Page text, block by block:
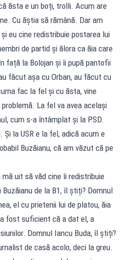
ăsta e un boți, trolli. Acum are
Cu ăștia să rămână. Dar am
eu cine redistribuie postarea lui
de partid și ălora ca ăia care
față la Bolojan și îi pupă pantofii
făcut așa cu Orban, au făcut cu
fac la fel și cu ăsta, vine
La fel va avea același
cum s-a întâmplat și la PSD.
la USR e la fel, adică acum e
Buzăianu, că am văzut că pe
uit să văd cine îi redistribuie
de la B1, îl știți? Domnul
el cu prietenii lui de platou, ăia
fost suficient că a dat el, a
Domnul Iancu Buda, îl știți?
de casă acolo, deci la greu.